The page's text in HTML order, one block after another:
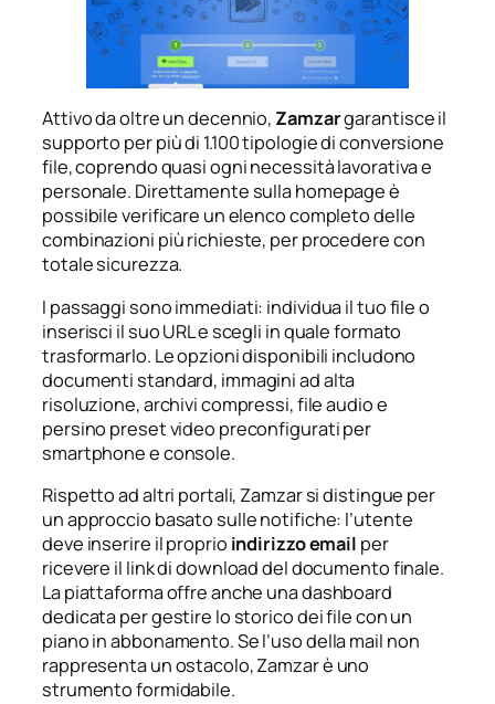
Attivo da oltre un decennio, Zamzargarantisce il
supporto per più di 1.100 tipologie di conversione
file, coprendo quasi ogni necessità lavorativa e
personale. Direttamente sulla homepage è
possibile verificare un elenco completo delle
combinazioni più richieste, per procedere con
totale sicurezza.
I passaggi sono immediati: individua il tuo file o
inserisci il suo URL e scegli in quale formato
trasformarlo. Le opzioni disponibili includono
documenti standard, immagini ad alta
risoluzione, archivi compressi, file audio e
persino preset video preconfigurati per
smartphone e console.
Rispetto ad altri portali, Zamzar si distingue per
un approccio basato sulle notifiche: l’utente
deve inserire il proprio indirizzo email per
ricevere il link di download del documento finale.
La piattaforma offre anche una dashboard
dedicata per gestire lo storico dei file con un
piano in abbonamento. Se l’uso della mail non
rappresenta un ostacolo, Zamzar è uno
strumento formidabile.